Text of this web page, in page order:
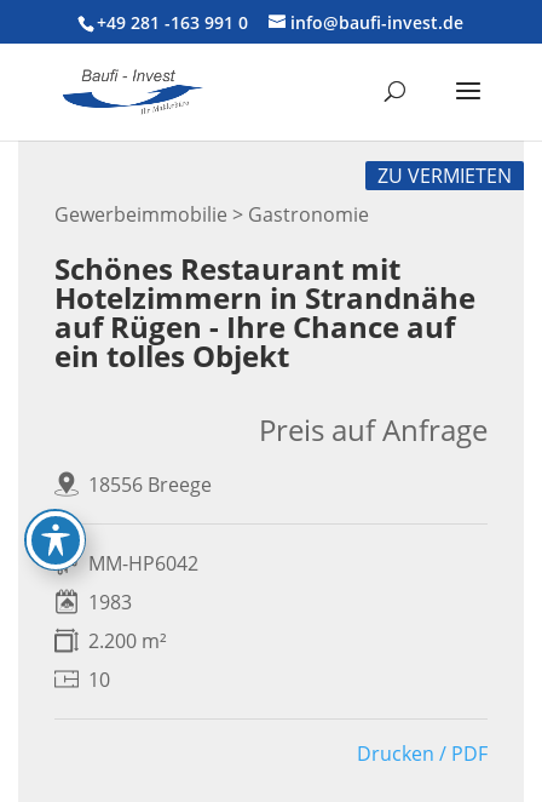
+49 281 -163 991 0 info@baufi-invest.de
Gewerbeimmobilie > Gastronomie
ZU VERMIETEN
Schönes Restaurant mit
Hotelzimmern in Strandnähe
auf Rügen - Ihre Chance auf
ein tolles Objekt
18556 Breege
Preis auf Anfrage
MM-HP6042
1983
2.200 m²
10
Drucken / PDF